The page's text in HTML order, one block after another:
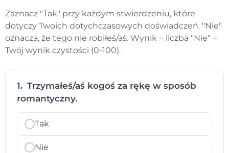
Zaznacz "Tak" przy każdym stwierdzeniu, które
dotyczy Twoich dotychczasowych doświadczeń. "Nie"
oznacza, że tego nie robiłeś/aś. Wynik = liczba "Nie" =
Twój wynik czystości (0-100).
1. Trzymałeś/aś kogoś za rękę w sposób
romantyczny.
Tak
Nie